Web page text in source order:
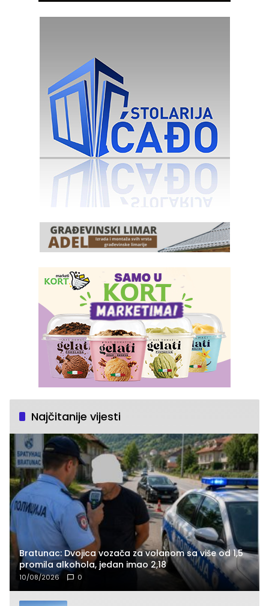
Najčitanije vijesti
Bratunac: Dvojica vozača za volanom sa više od 1,5
promila alkohola, jedan imao 2,18
10/08/2026 0